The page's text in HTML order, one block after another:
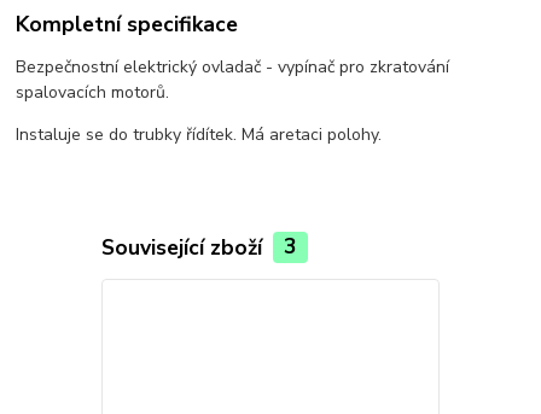
Kompletní specifikace
Bezpečnostní elektrický ovladač - vypínač pro zkratování
spalovacích motorů.
Instaluje se do trubky řídítek. Má aretaci polohy.
Související zboží 3